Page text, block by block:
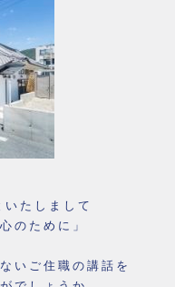
たしまして
のために」
いご住職の講話を